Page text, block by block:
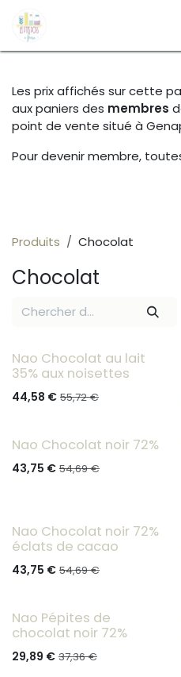
Les prix affichés sur cette
aux paniers des membres
point de vente situé à
Pour devenir membre,
Produits Chocolat
Chocolat
Nao Chocolat au lait
35% aux noisettes
44,58 € 55,72€
Nao Chocolat noir 72%
43,75 € 54,69€
Nao Chocolat noir 72%
éclats de cacao
43,75 € 54,69€
Nao Pépites de
chocolat noir 72%
29,89 € 37,36€